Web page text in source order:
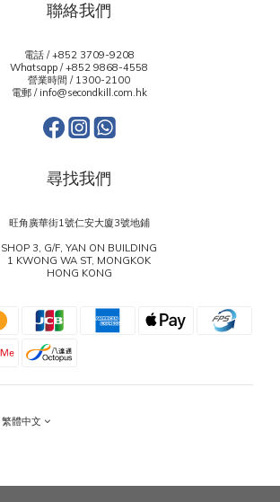
聯絡我們
電話 / +852 3709-9208
Whatsapp /+852 9868-4558
營業時間 / 1300-2100
電郵 / info@secondkill.com.hk
尋找我們
旺角廣華街1號仁安大廈3號地鋪
SHOP 3, G/F, YAN ON BUILDING
1 KWONG WA ST, MONGKOK
HONG KONG
繁體中文